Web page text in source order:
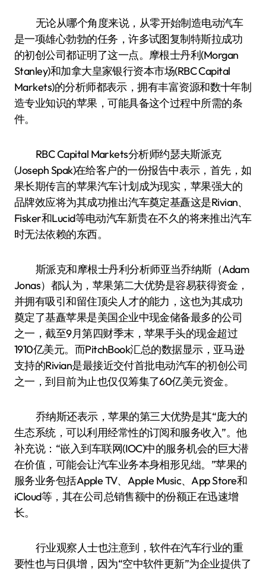
无论从哪个角度来说，从零开始制造电动汽车
是一项雄心勃勃的任务，许多试图复制特斯拉成功
的初创公司都证明了这一点。摩根士丹利(Morgan
Stanley)和加拿大皇家银行资本市场(RBC Capital
Markets)的分析师都表示，拥有丰富资源和数十年制
造专业知识的苹果，可能具备这个过程中所需的条
件。
RBC Capital Markets分析师约瑟夫斯派克
(Joseph Spak)在给客户的一份报告中表示，首先，如
果长期传言的苹果汽车计划成为现实，苹果强大的
品牌效应将为其成功推出汽车奠定基矗这是Rivian、
Fisker和Lucid等电动汽车新贵在不久的将来推出汽车
时无法依赖的东西。
斯派克和摩根士丹利分析师亚当乔纳斯（Adam
Jonas）都认为，苹果第二大优势是容易获得资金，
并拥有吸引和留住顶尖人才的能力，这也为其成功
奠定了基矗苹果是美国企业中现金储备最多的公司
之一，截至9月第四财季末，苹果手头的现金超过
1910亿美元。而PitchBook汇总的数据显示，亚马逊
支持的Rivian是最接近交付首批电动汽车的初创公司
之一，到目前为止也仅仅筹集了60亿美元资金。
乔纳斯还表示，苹果的第三大优势是其“庞大的
生态系统，可以利用经常性的订阅和服务收入”。他
补充说：“嵌入到车联网(IOC)中的服务机会的巨大潜
在价值，可能会让汽车业务本身相形见绌。”苹果的
服务业务包括Apple TV、Apple Music、App Store和
iCloud等，其在公司总销售额中的份额正在迅速增
长。
行业观察人士也注意到，软件在汽车行业的重
要性也与日俱增，因为“空中软件更新”为企业提供了